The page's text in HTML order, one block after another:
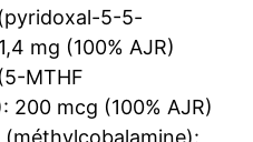
5-5-
mg (100% AJR)
MTHF
200 mcg (100% AJR)
(méthylcobalamine):